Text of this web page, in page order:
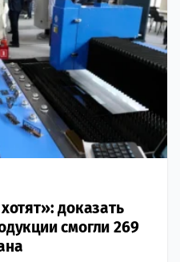
доказать
смогли 269